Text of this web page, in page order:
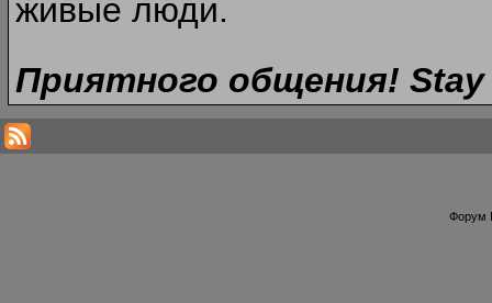
живые люди.
Приятного общения! Stay
Форум